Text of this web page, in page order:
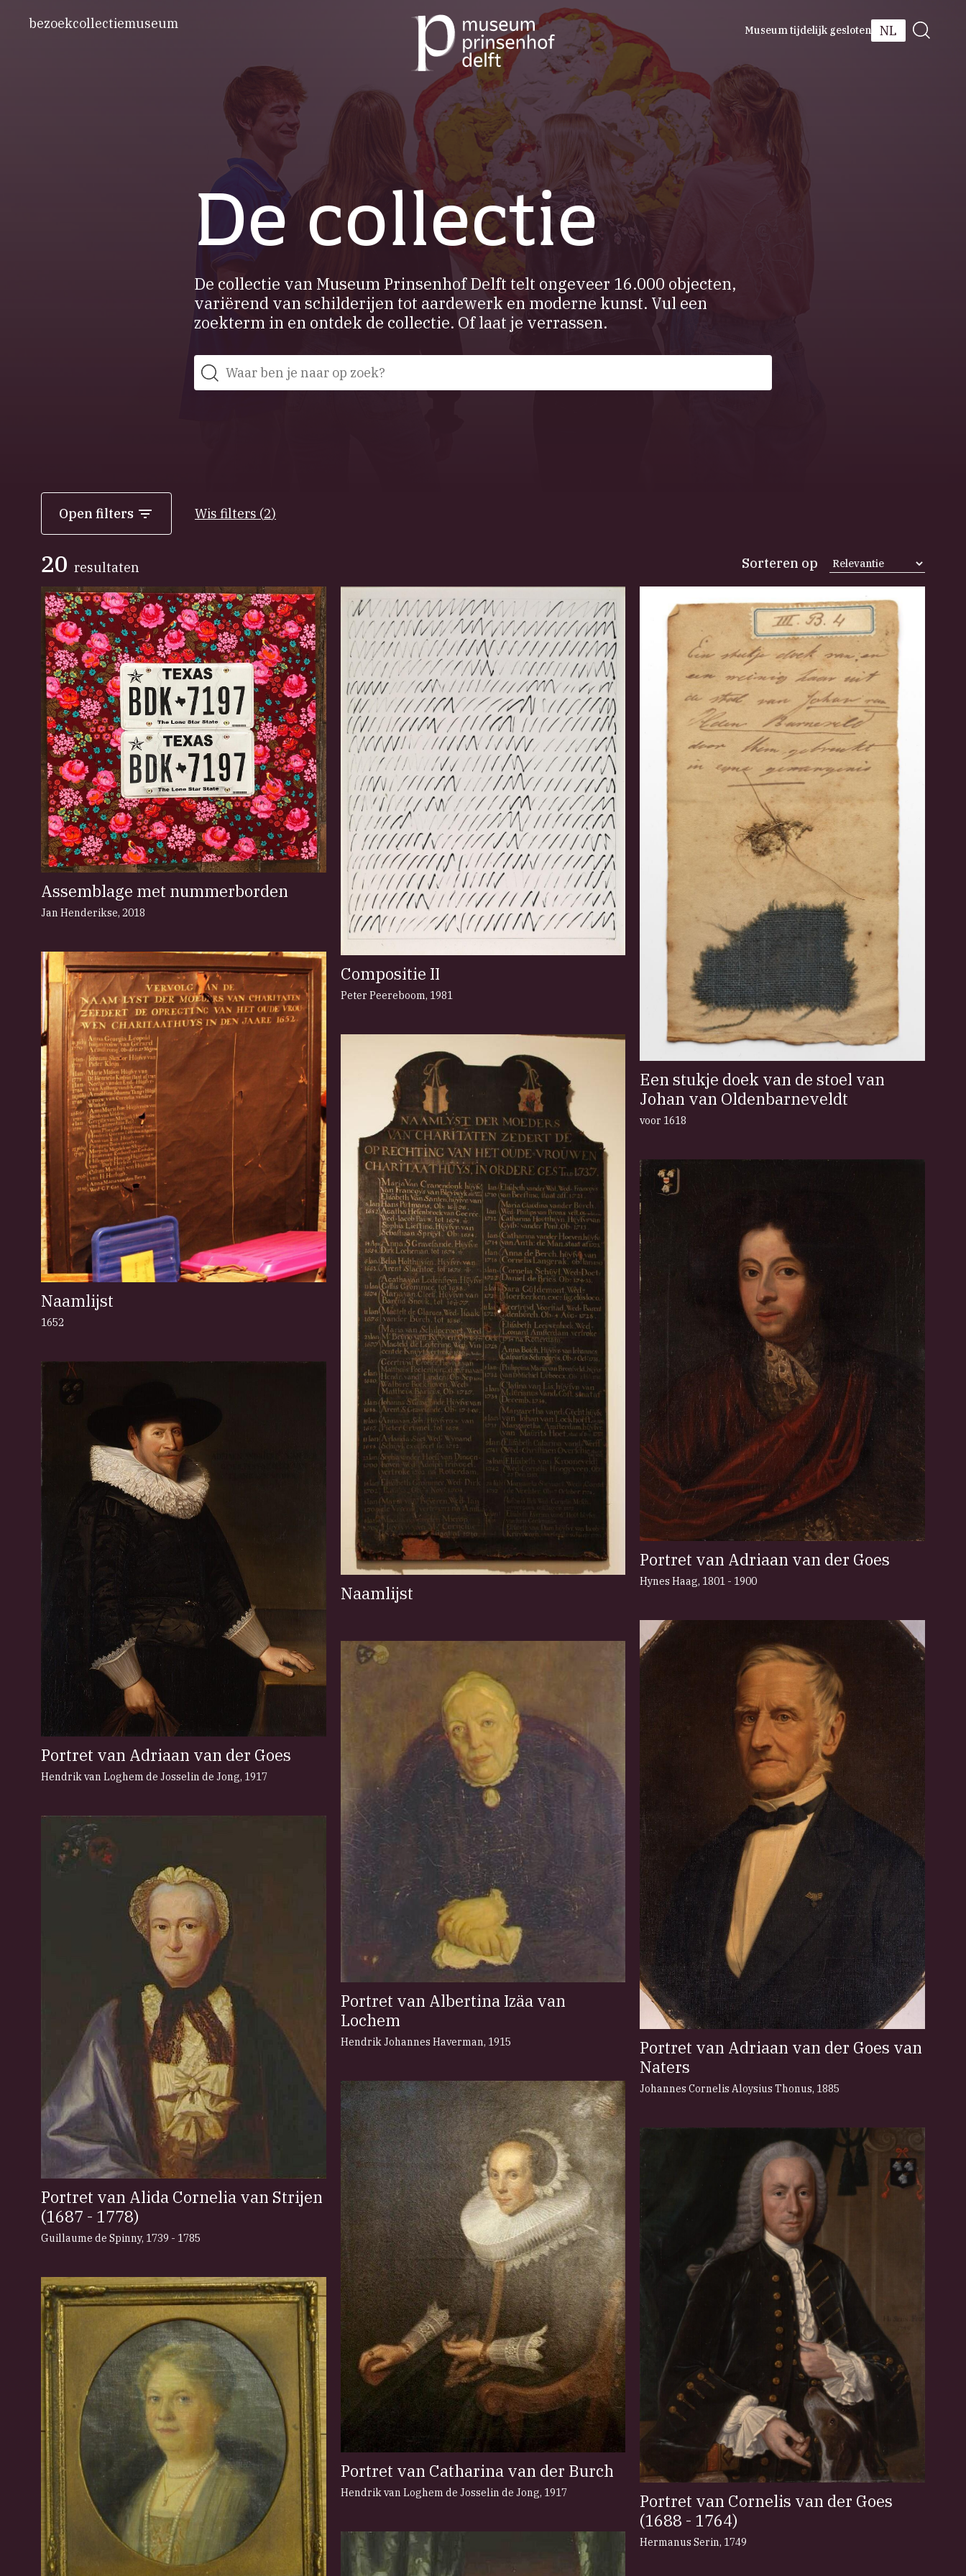
bezoekcollectiemuseum
Ga
naar
de
homepage
Museum tijdelijk gesloten NL
De collectie
De collectie van Museum Prinsenhof Delft telt ongeveer 16.000 objecten,
variërend van schilderijen tot aardewerk en moderne kunst. Vul een
zoekterm in en ontdek de collectie. Of laat je verrassen.
Zoeken
Open filters Wis filters (2)
20 resultaten Sorteren op
Assemblage met nummerborden
Jan Henderikse, 2018
Compositie II
Peter Peereboom, 1981
Een stukje doek van de stoel van
Johan van Oldenbarneveldt
voor 1618
Naamlijst
1652
Naamlijst
Portret van Adriaan van der Goes
Hynes Haag, 1801 - 1900
Portret van Adriaan van der Goes
Hendrik van Loghem de Josselin de Jong, 1917
Portret van Adriaan van der Goes van
Naters
Johannes Cornelis Aloysius Thonus, 1885
Portret van Albertina Izäa van
Lochem
Hendrik Johannes Haverman, 1915
Portret van Alida Cornelia van Strijen
(1687 - 1778)
Guillaume de Spinny, 1739 - 1785
Portret van Catharina van der Burch
Hendrik van Loghem de Josselin de Jong, 1917
Portret van Cornelis van der Goes
(1688 - 1764)
Hermanus Serin, 1749